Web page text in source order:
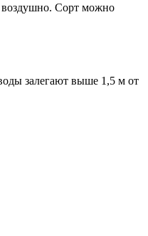
воздушно. Сорт можно
залегают выше 1,5 м от